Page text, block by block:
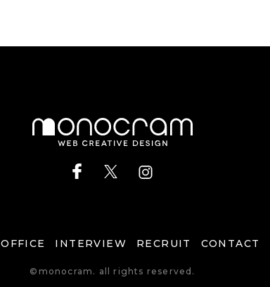
OFFICE INTERVIEW RECRUIT CONTACT
© monocram. all rights reserved.